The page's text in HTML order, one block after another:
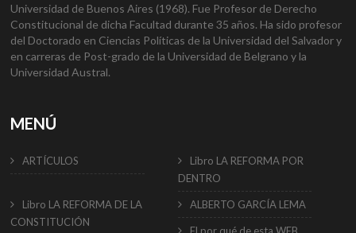
Universidad de Buenos Aires (1968). Fue Profesor de Derecho
Constitucional de dicha Facultad durante 35 años. Ha sido profesor
del Doctorado en Ciencias Políticas de la Universidad del Salvador y
en carreras de Post-grado de la Universidad de Belgrano y la
Universidad Austral.
MENÚ
ARTÍCULOS
Libro LA REFORMA POR
DENTRO
Libro LA REFORMA DE LA
CONSTITUCIÓN
ALBERTO GARCÍA LEMA